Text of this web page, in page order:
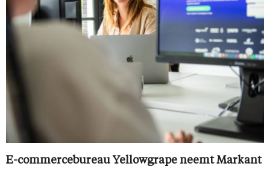
E-commercebureau Yellowgrape neemt Markant